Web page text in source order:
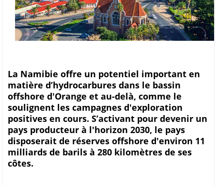
La Namibie offre un potentiel important en
matière d’hydrocarbures dans le bassin
offshore d'Orange et au-delà, comme le
soulignent les campagnes d'exploration
positives en cours. S’activant pour devenir un
pays producteur à l'horizon 2030, le pays
disposerait de réserves offshore d'environ 11
milliards de barils à 280 kilomètres de ses
côtes.